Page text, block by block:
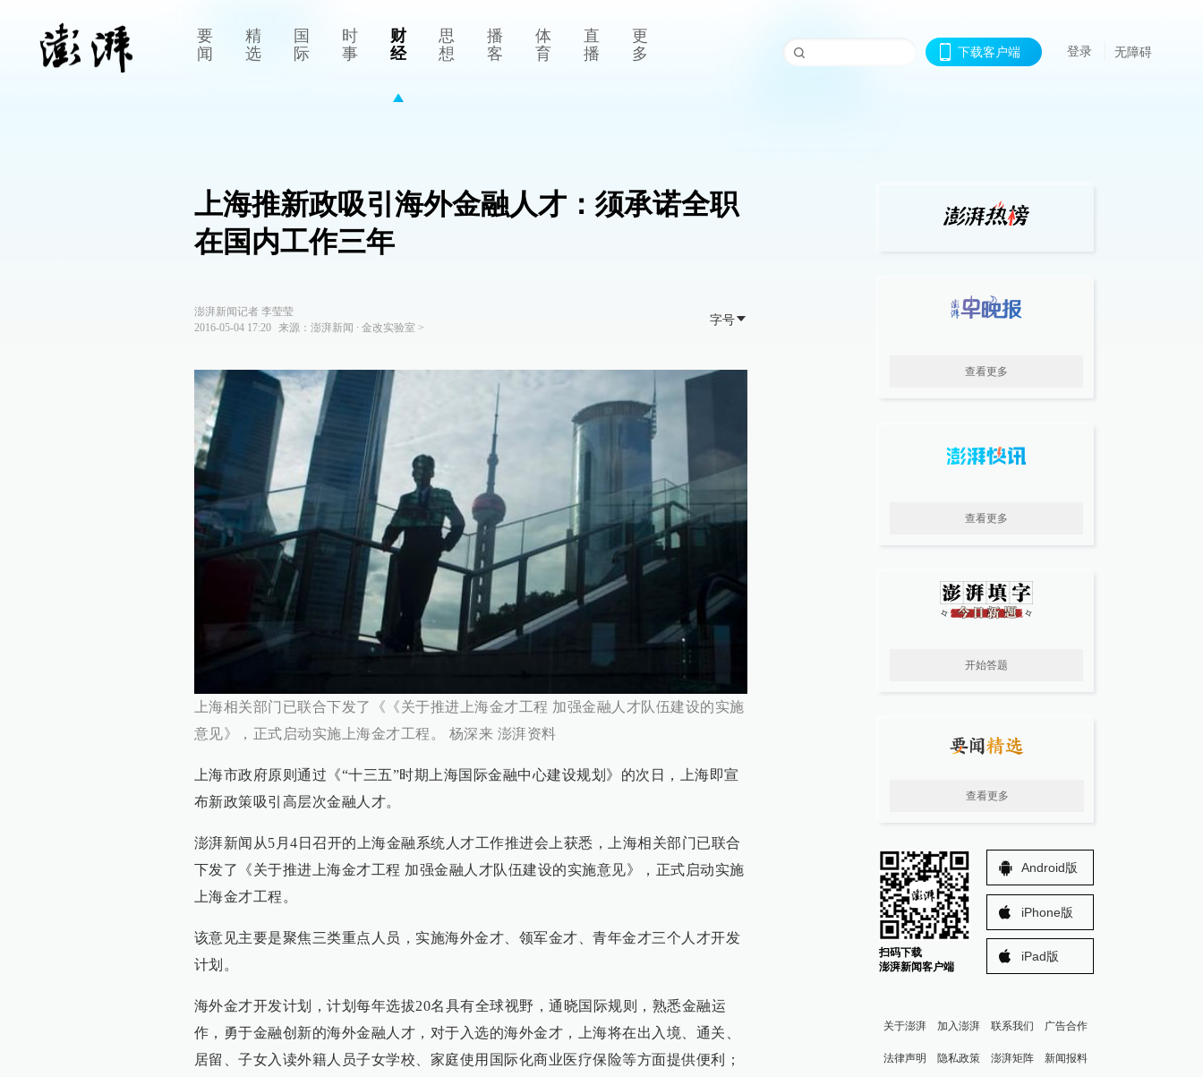
要
闻
精
选
国
际
时
事
财
经
思
想
播
客
体
育
直
播
更
多
下载客户端 登录 无障碍
上海推新政吸引海外金融人才：须承诺全职
在国内工作三年
澎湃新闻记者 李莹莹
2016-05-04 17:20
来源： 澎湃新闻 ∙ 金改实验室 >
字号
上海相关部门已联合下发了《《关于推进上海金才工程 加强金融人才队伍建设的实施
意见》，正式启动实施上海金才工程。 杨深来 澎湃资料
上海市政府原则通过《“十三五”时期上海国际金融中心建设规划》的次日，上海即宣
布新政策吸引高层次金融人才。
澎湃新闻从5月4日召开的上海金融系统人才工作推进会上获悉，上海相关部门已联合
下发了《关于推进上海金才工程 加强金融人才队伍建设的实施意见》，正式启动实施
上海金才工程。
该意见主要是聚焦三类重点人员，实施海外金才、领军金才、青年金才三个人才开发
计划。
海外金才开发计划，计划每年选拔20名具有全球视野，通晓国际规则，熟悉金融运
作，勇于金融创新的海外金融人才，对于入选的海外金才，上海将在出入境、通关、
居留、子女入读外籍人员子女学校、家庭使用国际化商业医疗保险等方面提供便利；
查看更多
查看更多
开始答题
查看更多
扫码下载
澎湃新闻客户端
Android版
iPhone版
iPad版
关于澎湃 加入澎湃 联系我们 广告合作
法律声明 隐私政策 澎湃矩阵 新闻报料